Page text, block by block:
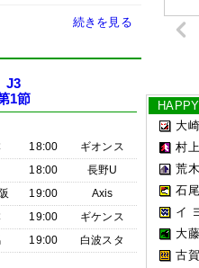
続きを見る
J3
1節
18:00
ギオンス
18:00
長野U
19:00
Axis
19:00
ギケンス
19:00
白波スタ
大
村
荒
石
イ
大
古